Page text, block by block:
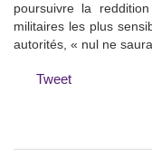
poursuivre la
militaires les plus
autorités, « nul ne
Tweet